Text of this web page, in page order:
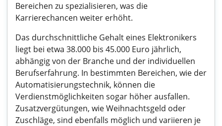
Bereichen zu spezialisieren, was die
Karrierechancen weiter erhöht.
Das durchschnittliche Gehalt eines Elektronikers
liegt bei etwa 38.000 bis 45.000 Euro jährlich,
abhängig von der Branche und der individuellen
Berufserfahrung. In bestimmten Bereichen, wie der
Automatisierungstechnik, können die
Verdienstmöglichkeiten sogar höher ausfallen.
Zusatzvergütungen, wie Weihnachtsgeld oder
Zuschläge, sind ebenfalls möglich und variieren je